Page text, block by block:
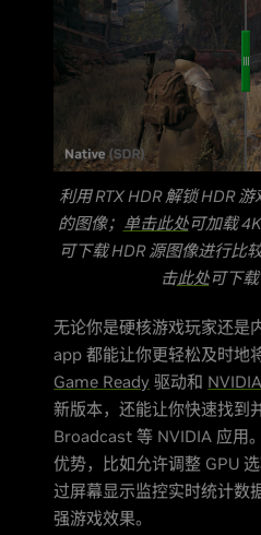
利用 RTX HDR 解锁 HDR
的图像； 单击此处可加载
可下载 HDR 源图像进行比
击此处可下载
无论你是硬核游戏玩家还是
app 都能让你更轻松及时地
Game Ready 驱动和
新版本，还能让你快速找到
Broadcast 等 NVIDIA 应用
优势，比如允许调整 GPU
过屏幕显示监控实时统计数
强游戏效果。